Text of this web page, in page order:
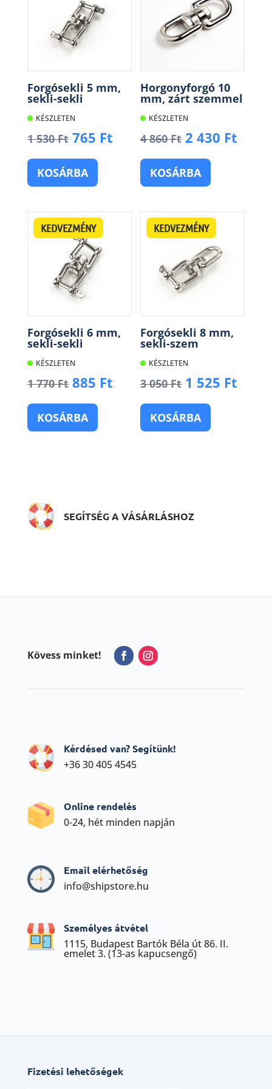
Forgósekli 5 mm,
sekli-sekli
KÉSZLETEN
1 530Ft Original
was:
1
765 FtCurrent
765 Ft.
KOSÁRBA
Horgonyforgó 10
mm, zárt szemmel
KÉSZLETEN
4 860Ft Original
was:
4
2 430 Ft
KOSÁRBA
KEDVEZMÉNY
Forgósekli 6 mm,
sekli-sekli
KÉSZLETEN
1 770Ft Original
was:
1
885 FtCurrent
885 Ft.
KOSÁRBA
KEDVEZMÉNY
Forgósekli 8 mm,
sekli-szem
KÉSZLETEN
3 050Ft Original
was:
3
1 525 Ft
KOSÁRBA
SEGÍTSÉG A VÁSÁRLÁSHOZ
Kövess minket!
Kérdésed van? Segítünk!
+36 30 405 4545
Online rendelés
0-24, hét minden napján
Email elérhetőség
info@shipstore.hu
Személyes átvétel
1115, Budapest Bartók Béla út 86. II.
emelet 3. (13-as kapucsengő)
Fizetési lehetőségek